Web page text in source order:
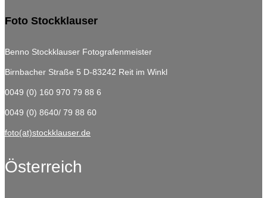
Foto Stockklauser
Benno Stockklauser Fotografenmeister
Birnbacher Straße 5 D-83242 Reit im Winkl
0049 (0) 160 970 79 88 6
0049 (0) 8640/ 79 88 60
foto(at)stockklauser.de
Österreich